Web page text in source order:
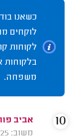
כשאנו
לוקחים
לקוחות
בלקוחות
משפחה.
אביב
משוב: 07/12/2025
10